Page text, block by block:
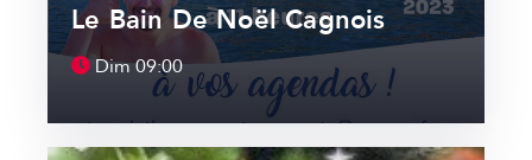
Le Bain De Noël Cagnois
Dim09:00